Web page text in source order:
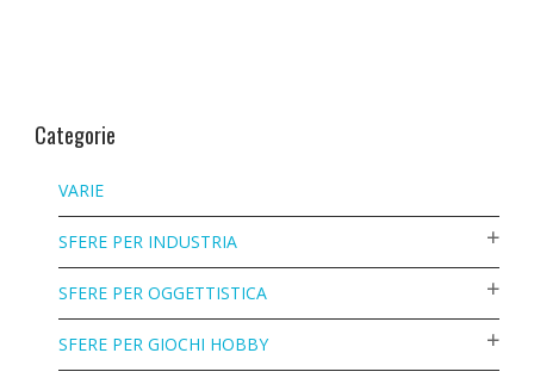
Categorie
VARIE
SFERE PER INDUSTRIA
SFERE PER OGGETTISTICA
SFERE PER GIOCHI HOBBY